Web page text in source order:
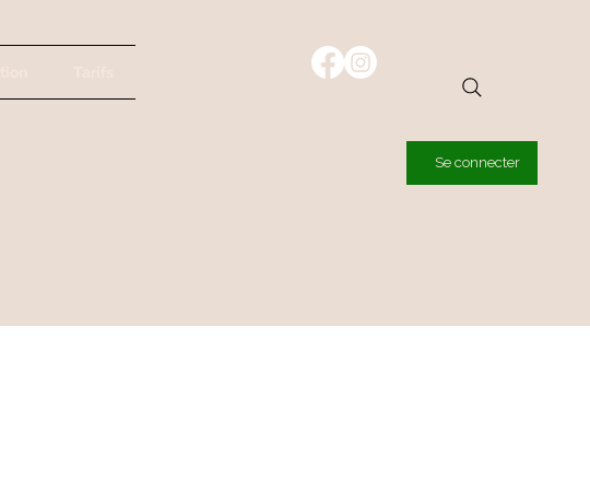
Se connecter